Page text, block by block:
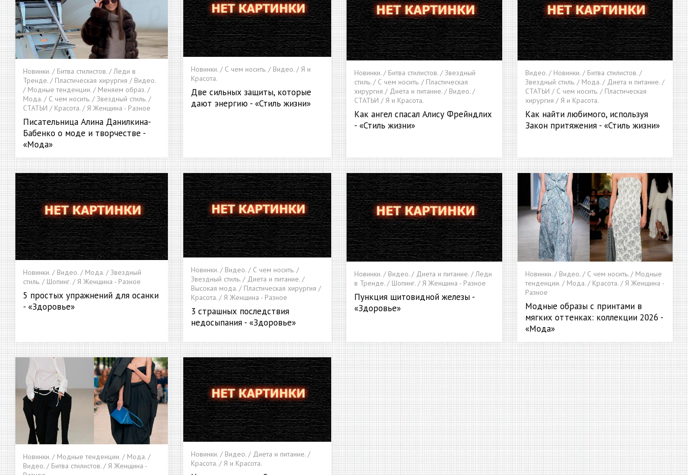
Новинки. / Битва стилистов. / Леди в
Тренде. / Пластическая хирургия / Видео.
/ Модные тенденции. / Меняем образ. /
Мода. / С чем носить. / Звездный стиль. /
СТАТЬИ / Красота. / Я Женщина - Разное
Писательница Алина Данилкина-
Бабенко о моде и творчестве -
«Мода»
Новинки. / С чем носить. / Видео. / Я и
Красота.
Две сильных защиты, которые
дают энергию - «Стиль жизни»
Новинки. / Битва стилистов. / Звездный
стиль. / С чем носить. / Пластическая
хирургия / Диета и питание. / Видео. /
СТАТЬИ / Я и Красота.
Как ангел спасал Алису Фрейндлих
- «Стиль жизни»
Видео. / Новинки. / Битва стилистов. /
Звездный стиль. / Мода. / Диета и питание. /
СТАТЬИ / С чем носить. / Пластическая
хирургия / Я и Красота.
Как найти любимого, используя
Закон притяжения - «Стиль жизни»
Новинки. / Видео. / Мода. / Звездный
стиль. / Шопинг. / Я Женщина - Разное
5 простых упражнений для осанки
- «Здоровье»
Новинки. / Видео. / С чем носить. /
Звездный стиль. / Диета и питание. /
Высокая мода. / Пластическая хирургия /
Красота. / Я Женщина - Разное
3 страшных последствия
недосыпания - «Здоровье»
Новинки. / Видео. / Диета и питание. / Леди
в Тренде. / Шопинг. / Я Женщина - Разное
Пункция щитовидной железы -
«Здоровье»
Новинки. / Видео. / С чем носить. / Модные
тенденции. / Мода. / Красота. / Я Женщина -
Разное
Модные образы с принтами в
мягких оттенках: коллекции 2026 -
«Мода»
Новинки. / Модные тенденции. / Мода. /
Видео. / Битва стилистов. / Я Женщина -
Новинки. / Видео. / Диета и питание. /
Красота. / Я и Красота.